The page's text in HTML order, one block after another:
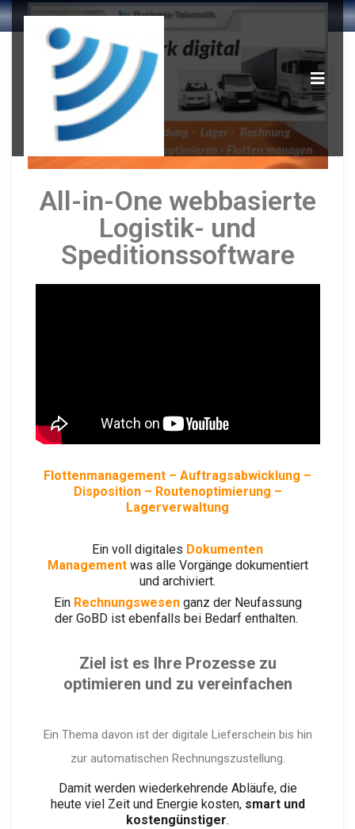
All-in-One webbasierte
Logistik- und
Speditionssoftware
Flottenmanagement – Auftragsabwicklung –
Disposition – Routenoptimierung –
Lagerverwaltung
Ein voll digitales Dokumenten
Managementwas alle Vorgänge dokumentiert
und archiviert.
Ein Rechnungswesenganz der Neufassung
der GoBD ist ebenfalls bei Bedarf enthalten.
Ziel ist es Ihre Prozesse zu
optimieren und zu vereinfachen
Ein Thema davon ist der digitale Lieferschein bis hin
zur automatischen Rechnungszustellung.
Damit werden wiederkehrende Abläufe, die
heute viel Zeit und Energie kosten, smart und
kostengünstiger.